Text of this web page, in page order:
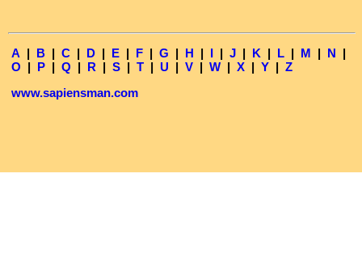
A | B | C | D | E | F | G | H | I | J | K | L | M | N |
O | P | Q | R | S | T | U | V | W | X | Y | Z
www.sapiensman.com